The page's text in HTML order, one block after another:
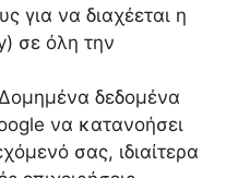
για να διαχέεται η
σε όλη την
Δομημένα δεδομένα
να κατανοήσει
σας, ιδιαίτερα